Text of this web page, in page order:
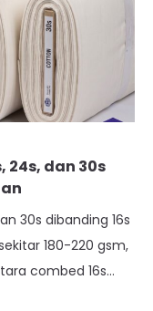
24s, dan 30s
30s dibanding 16s
180-220 gsm,
combed 16s